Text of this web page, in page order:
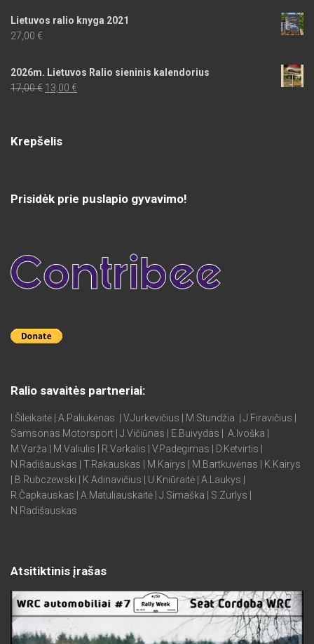
Lietuvos ralio knyga 2021
27,00 €
2026m. Lietuvos Ralio sieninis kalendorius
17,00€ Original
13,00 €Current
Krepšelis
Prisidėk prie puslapio gyvavimo!
Ralio savaitės partneriai:
I.Šileikaitė | A.Paliukėnas | V.Jurkevičius | M.Stundžia | J.Firavičius |
Samsonas Motorsport | J.Vičiūnas | E.Buivydas | A.Ivoška |
M.Varža | M.Valiulis | R.Varkalis | V.Padegimas | D.Ketvirtis |
N.Radišauskas | T.Rakauskas | M.Kairys | M.Bartkuvėnas | K.Kairys
| B.Rubczewski | K.Adinavičius | U.Kniūraitė | A.Laukys |
R.Čapkauskas | A.Matuliauskaitė | J.Simaška | S.Zurlys |
N.Radišauskas
Atsitiktinis įrašas